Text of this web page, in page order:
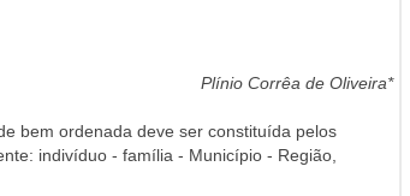
Plínio Corrêa de Oliveira*
bem ordenada deve ser constituída pelos
indivíduo - família - Município - Região,